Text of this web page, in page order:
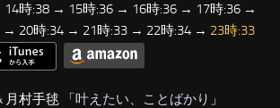
時:38 → 15時:36 → 16時:36 → 17時:36 →
→ 20時:34 → 21時:33 → 22時:34 → 23時:33
月村手毬 「叶えたい、ことばかり 」